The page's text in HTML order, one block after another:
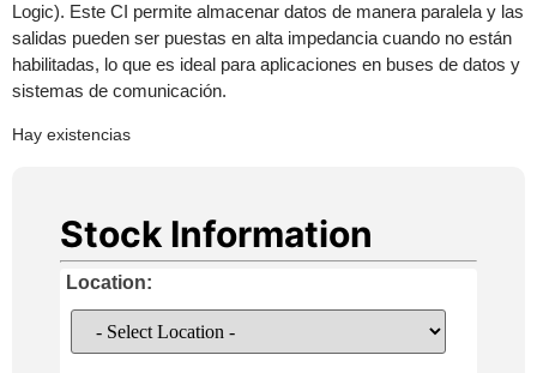
Logic). Este CI permite almacenar datos de manera paralela y las
salidas pueden ser puestas en alta impedancia cuando no están
habilitadas, lo que es ideal para aplicaciones en buses de datos y
sistemas de comunicación.
Hay existencias
Stock Information
Location: